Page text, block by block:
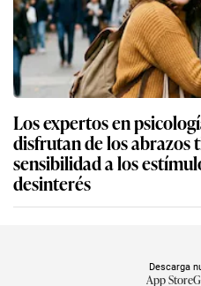
Los expertos en
disfrutan de los abrazos
sensibilidad a los
desinterés
Descarga
App Store